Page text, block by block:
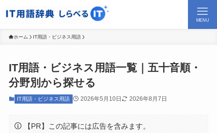
MENU
ホーム IT用語・ビジネス用語
IT用語・ビジネス用語一覧｜五十音順・
分野別から探せる
IT用語・ビジネス用語 2026年5月10日 2026年8月7日
【PR】この記事には広告を含みます。